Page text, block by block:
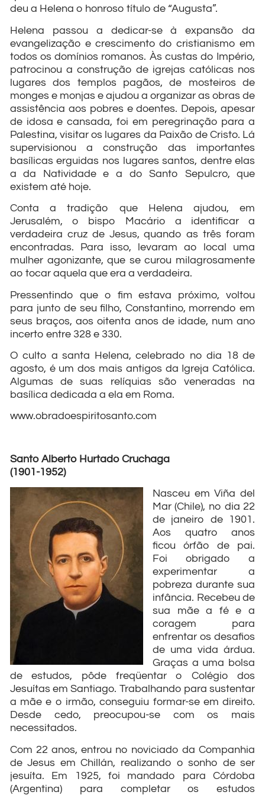
deu a Helena o honroso título de “Augusta”.
Helena passou a dedicar-se à expansão da
evangelização e crescimento do cristianismo em
todos os domínios romanos. Às custas do Império,
patrocinou a construção de igrejas católicas nos
lugares dos templos pagãos, de mosteiros de
monges e monjas e ajudou a organizar as obras de
assistência aos pobres e doentes. Depois, apesar
de idosa e cansada, foi em peregrinação para a
Palestina, visitar os lugares da Paixão de Cristo. Lá
supervisionou a construção das importantes
basílicas erguidas nos lugares santos, dentre elas
a da Natividade e a do Santo Sepulcro, que
existem até hoje.
Conta a tradição que Helena ajudou, em
Jerusalém, o bispo Macário a identificar a
verdadeira cruz de Jesus, quando as três foram
encontradas. Para isso, levaram ao local uma
mulher agonizante, que se curou milagrosamente
ao tocar aquela que era a verdadeira.
Pressentindo que o fim estava próximo, voltou
para junto de seu filho, Constantino, morrendo em
seus braços, aos oitenta anos de idade, num ano
incerto entre 328 e 330.
O culto a santa Helena, celebrado no dia 18 de
agosto, é um dos mais antigos da Igreja Católica.
Algumas de suas relíquias são veneradas na
basílica dedicada a ela em Roma.
www.obradoespiritosanto.com
Santo Alberto Hurtado Cruchaga
(1901-1952)
Nasceu em Viña del
Mar (Chile), no dia 22
de janeiro de 1901.
Aos quatro anos
ficou órfão de pai.
Foi obrigado a
experimentar a
pobreza durante sua
infância. Recebeu de
sua mãe a fé e a
coragem para
enfrentar os desafios
de uma vida árdua.
Graças a uma bolsa
de estudos, pôde freqüentar o Colégio dos
Jesuítas em Santiago. Trabalhando para sustentar
a mãe e o irmão, conseguiu formar-se em direito.
Desde cedo, preocupou-se com os mais
necessitados.
Com 22 anos, entrou no noviciado da Companhia
de Jesus em Chillán, realizando o sonho de ser
jesuíta. Em 1925, foi mandado para Córdoba
(Argentina) para completar os estudos